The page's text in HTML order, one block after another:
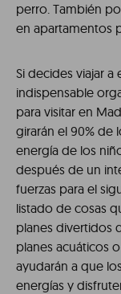
perro. También
en apartamentos
Si decides viajar a
indispensable
para visitar en
girarán el 90% de
energía de los
después de un
fuerzas para el
listado de cosas
planes divertidos
planes acuáticos
ayudarán a que
energías y